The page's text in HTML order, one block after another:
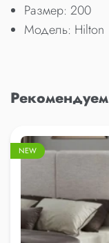
Размер: 200
Модель: Hilton
Рекомендуем
NEW